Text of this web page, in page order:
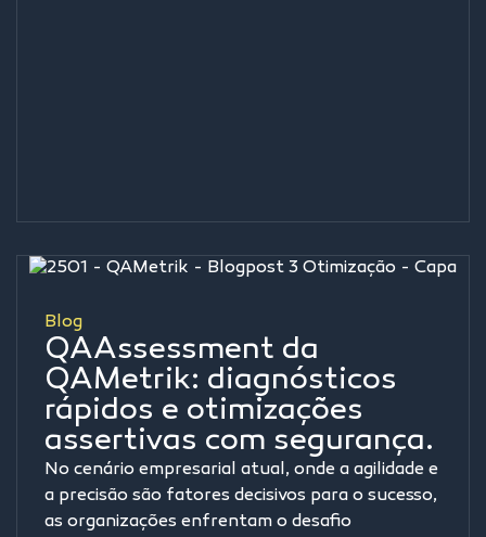
Blog
QAAssessment da
QAMetrik: diagnósticos
rápidos e otimizações
assertivas com segurança.
No cenário empresarial atual, onde a agilidade e
a precisão são fatores decisivos para o sucesso,
as organizações enfrentam o desafio